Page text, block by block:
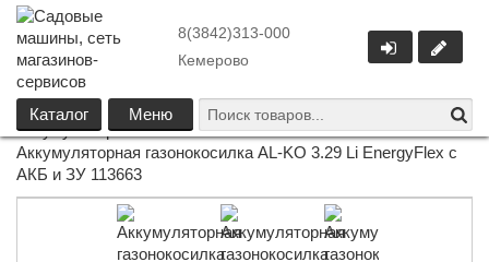
8(3842)313-000
Кемерово
Каталог Меню
Каталог / Всё для сада / Газонокосилки
Аккумуляторные газонокосилки /
Аккумуляторная газонокосилка AL-KO 3.29 Li EnergyFlex с
АКБ и ЗУ 113663